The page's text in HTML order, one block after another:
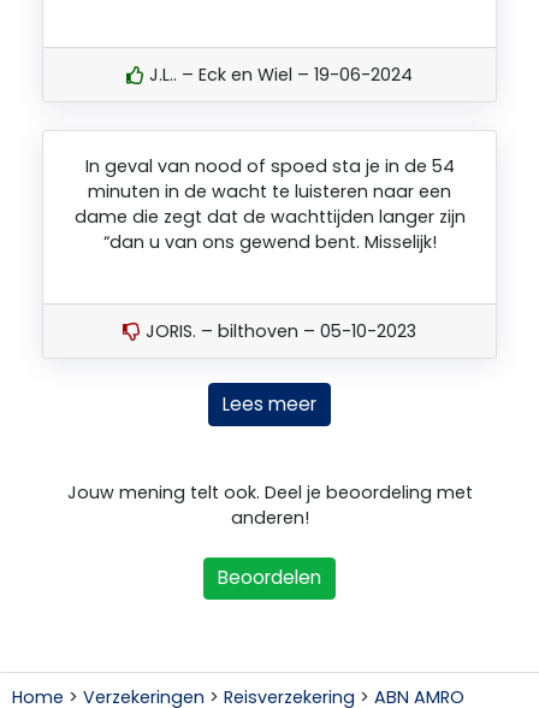
J.L.. – Eck en Wiel – 19-06-2024
In geval van nood of spoed sta je in de 54
minuten in de wacht te luisteren naar een
dame die zegt dat de wachttijden langer zijn
“dan u van ons gewend bent. Misselijk!
JORIS. – bilthoven – 05-10-2023
Lees meer
Jouw mening telt ook. Deel je beoordeling met
anderen!
Beoordelen
Home > Verzekeringen > Reisverzekering > ABN AMRO